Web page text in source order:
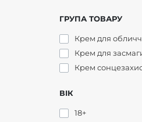
ГРУПА ТОВАРУ
Крем для
Крем для
Крем
ВІК
18+